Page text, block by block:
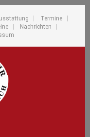
Termine
Nachrichten